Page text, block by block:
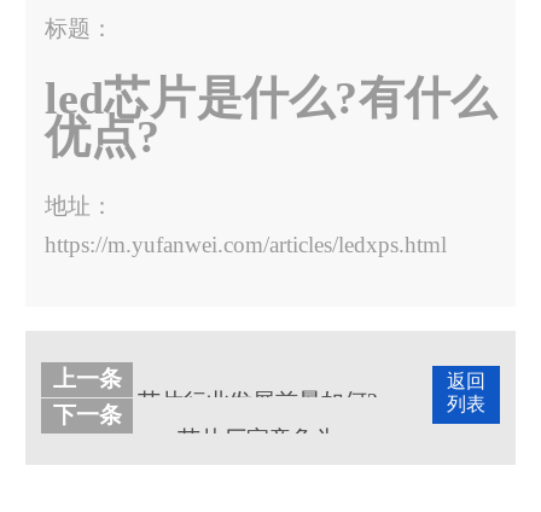
标题：
led芯片是什么?有什么
优点?
地址：
https://m.yufanwei.com/articles/ledxps.html
返回
列表
上一条
芯片行业发展前景如何?
下一条